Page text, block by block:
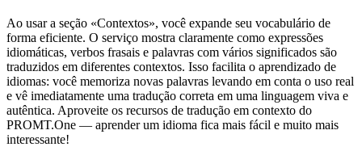
Ao usar a seção «Contextos», você expande seu vocabulário de
forma eficiente. O serviço mostra claramente como expressões
idiomáticas, verbos frasais e palavras com vários significados são
traduzidos em diferentes contextos. Isso facilita o aprendizado de
idiomas: você memoriza novas palavras levando em conta o uso real
e vê imediatamente uma tradução correta em uma linguagem viva e
autêntica. Aproveite os recursos de tradução em contexto do
PROMT.One — aprender um idioma fica mais fácil e muito mais
interessante!